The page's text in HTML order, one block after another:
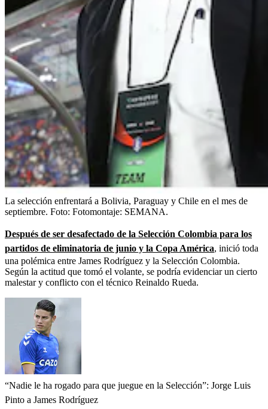
La selección enfrentará a Bolivia, Paraguay y Chile en el mes de
septiembre. Foto: Fotomontaje: SEMANA.
Después de ser desafectado de la Selección Colombia para los
partidos de eliminatoria de junio y la Copa América, inició toda
una polémica entre James Rodríguez y la Selección Colombia.
Según la actitud que tomó el volante, se podría evidenciar un cierto
malestar y conflicto con el técnico Reinaldo Rueda.
“Nadie le ha rogado para que juegue en la Selección”: Jorge Luis
Pinto a James Rodríguez